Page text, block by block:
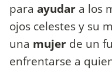
para ayudar a los
ojos celestes y su
una mujer de un
enfrentarse a